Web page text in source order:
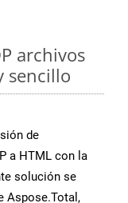
archivos
sencillo
de
a HTML con la
solución se
Aspose.Total,